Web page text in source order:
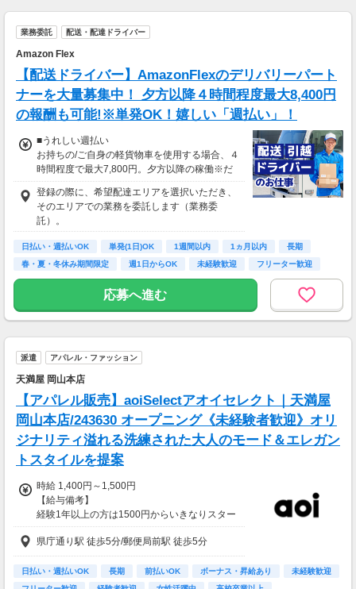
業務委託 配送・配達ドライバー
Amazon Flex
【配送ドライバー】AmazonFlexのデリバリーパート
ナーを大量募集中！ 夕方以降４時間程度最大8,400円
の報酬も可能!※単発OK！嬉しい「週払い」！
■うれしい週払い
お持ちの/ご自身の軽貨物車を使用する場合、４
時間程度で最大7,800円。夕方以降の稼働※だ
と４時間程度で最8,400円の報酬が獲得可能！
給与ではなく、委託業務に応じた報酬をお支払
いする業務委託のお仕事です。うれしい週払
い。
を想定。地域により異なります。
払いますが、可能な場合は、より早く、週払い
で前週稼働分をお支払いします。
登録の際に、希望配達エリアを選択いただき、
そのエリアでの業務を委託します（業務委
登録の際に、希望配達エリアを選択いただき、
そのエリアでの業務を委託します（業務委
託）。
日払い・週払いOK 単発(1日)OK 1週間以内 1ヵ月以内
長期
春・夏・冬休み期間限定
週1日からOK 未経験歓迎 フリーター歓迎
応募へ進む
派遣 アパレル・ファッション
天満屋 岡山本店
【アパレル販売】aoiSelectアオイセレクト｜天満屋
岡山本店/243630 オープニング《未経験者歓迎》オリ
ジナリティ溢れる洗練された大人のモード＆エレガン
トスタイルを提案
時給 1,400円～1,500円
【給与備考】
経験1年以上の方は1500円からいきなりスター
ト！経験1年未満の方も就業1年後には必ず150
0円に昇給します！
◆月収例
23万5千円～25万2千円＋残業手当
県庁通り駅 徒歩5分/郵便局前駅 徒歩5分
日払い・週払いOK 長期 前払いOK ボーナス・昇給あり
未経験歓迎